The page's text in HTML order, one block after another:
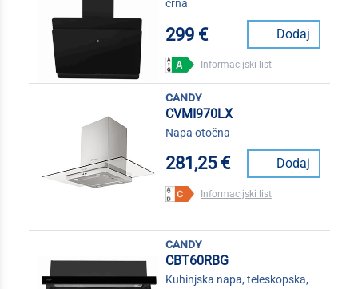
crna
299 € Dodaj
Informacijski list
candy
CVMI970LX
Napa otočna
281,25 € Dodaj
Informacijski list
candy
CBT60RBG
Kuhinjska napa, teleskopska,